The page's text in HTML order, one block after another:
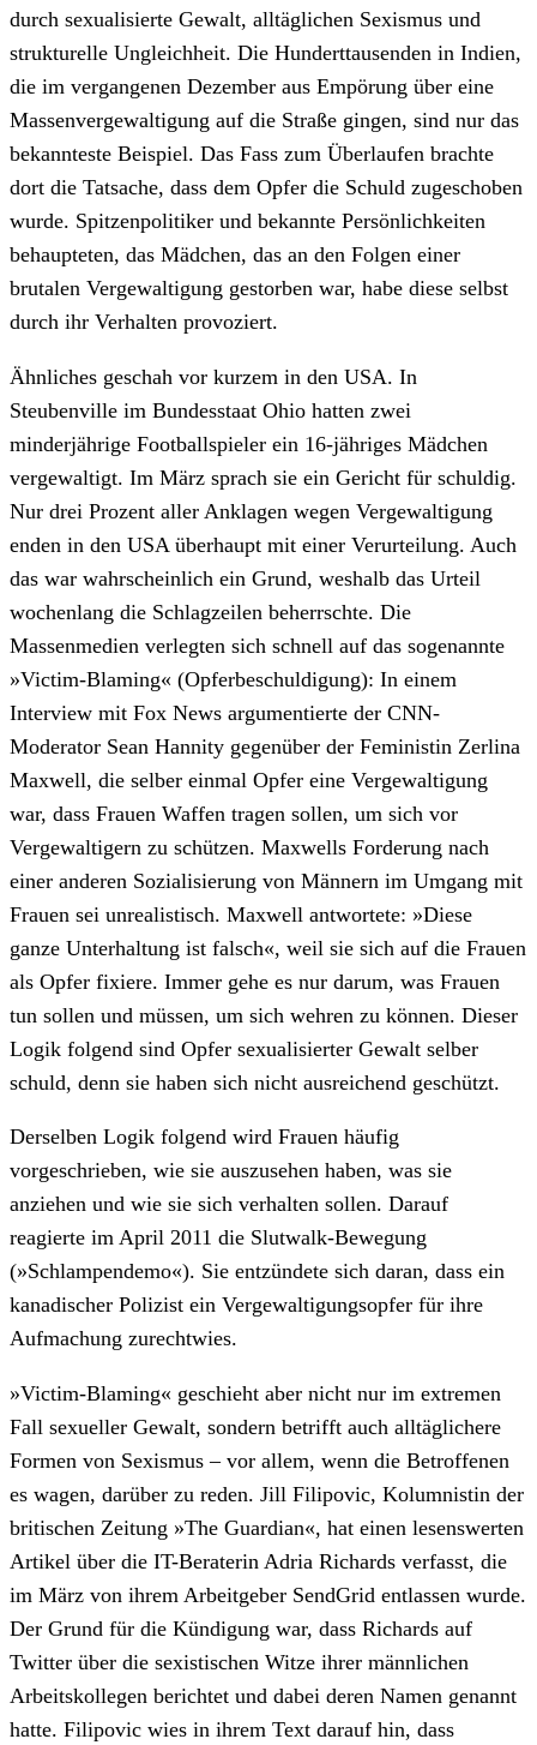
durch sexualisierte Gewalt, alltäglichen Sexismus und
strukturelle Ungleichheit. Die Hunderttausenden in Indien,
die im vergangenen Dezember aus Empörung über eine
Massenvergewaltigung auf die Straße gingen, sind nur das
bekannteste Beispiel. Das Fass zum Überlaufen brachte
dort die Tatsache, dass dem Opfer die Schuld zugeschoben
wurde. Spitzenpolitiker und bekannte Persönlichkeiten
behaupteten, das Mädchen, das an den Folgen einer
brutalen Vergewaltigung gestorben war, habe diese selbst
durch ihr Verhalten provoziert.
Ähnliches geschah vor kurzem in den USA. In
Steubenville im Bundesstaat Ohio hatten zwei
minderjährige Footballspieler ein 16-jähriges Mädchen
vergewaltigt. Im März sprach sie ein Gericht für schuldig.
Nur drei Prozent aller Anklagen wegen Vergewaltigung
enden in den USA überhaupt mit einer Verurteilung. Auch
das war wahrscheinlich ein Grund, weshalb das Urteil
wochenlang die Schlagzeilen beherrschte. Die
Massenmedien verlegten sich schnell auf das sogenannte
»Victim-Blaming« (Opferbeschuldigung): In einem
Interview mit Fox News argumentierte der CNN-
Moderator Sean Hannity gegenüber der Feministin Zerlina
Maxwell, die selber einmal Opfer eine Vergewaltigung
war, dass Frauen Waffen tragen sollen, um sich vor
Vergewaltigern zu schützen. Maxwells Forderung nach
einer anderen Sozialisierung von Männern im Umgang mit
Frauen sei unrealistisch. Maxwell antwortete: »Diese
ganze Unterhaltung ist falsch«, weil sie sich auf die Frauen
als Opfer fixiere. Immer gehe es nur darum, was Frauen
tun sollen und müssen, um sich wehren zu können. Dieser
Logik folgend sind Opfer sexualisierter Gewalt selber
schuld, denn sie haben sich nicht ausreichend geschützt.
Derselben Logik folgend wird Frauen häufig
vorgeschrieben, wie sie auszusehen haben, was sie
anziehen und wie sie sich verhalten sollen. Darauf
reagierte im April 2011 die Slutwalk-Bewegung
(»Schlampendemo«). Sie entzündete sich daran, dass ein
kanadischer Polizist ein Vergewaltigungsopfer für ihre
Aufmachung zurechtwies.
»Victim-Blaming« geschieht aber nicht nur im extremen
Fall sexueller Gewalt, sondern betrifft auch alltäglichere
Formen von Sexismus – vor allem, wenn die Betroffenen
es wagen, darüber zu reden. Jill Filipovic, Kolumnistin der
britischen Zeitung »The Guardian«, hat einen lesenswerten
Artikel über die IT-Beraterin Adria Richards verfasst, die
im März von ihrem Arbeitgeber SendGrid entlassen wurde.
Der Grund für die Kündigung war, dass Richards auf
Twitter über die sexistischen Witze ihrer männlichen
Arbeitskollegen berichtet und dabei deren Namen genannt
hatte. Filipovic wies in ihrem Text darauf hin, dass